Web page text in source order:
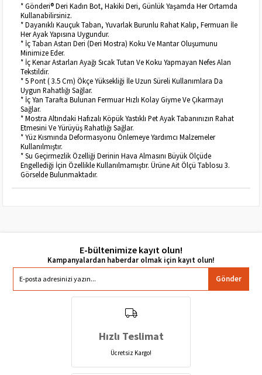
* Gönderi® Deri Kadın Bot, Hakiki Deri, Günlük Yaşamda Her Ortamda
Kullanabilirsiniz.
* Dayanıklı Kauçuk Taban, Yuvarlak Burunlu Rahat Kalıp, Fermuarı İle
Her Ayak Yapısına Uygundur.
* İç Taban Astarı Deri (Deri Mostra) Koku Ve Mantar Oluşumunu
Minimize Eder.
* İç Kenar Astarları Ayağı Sıcak Tutan Ve Koku Yapmayan Nefes Alan
Tekstildir.
* 5 Pont ( 3.5 Cm) Ökçe Yüksekliği İle Uzun Süreli Kullanımlara Da
Uygun Rahatlığı Sağlar.
* İç Yan Tarafta Bulunan Fermuar Hızlı Kolay Giyme Ve Çıkarmayı
Sağlar.
* Mostra Altındaki Hafızalı Köpük Yastıklı Pet Ayak Tabanınızın Rahat
Etmesini Ve Yürüyüş Rahatlığı Sağlar.
* Yüz Kısmında Deformasyonu Önlemeye Yardımcı Malzemeler
Kullanılmıştır.
* Su Geçirmezlik Özelliği Derinin Hava Almasını Büyük Ölçüde
Engellediği İçin Özellikle Kullanılmamıştır. Ürüne Ait Ölçü Tablosu 3.
Görselde Bulunmaktadır.
E-bültenimize kayıt olun!
Gönder
Hızlı Teslimat
Ücretsiz Kargo!